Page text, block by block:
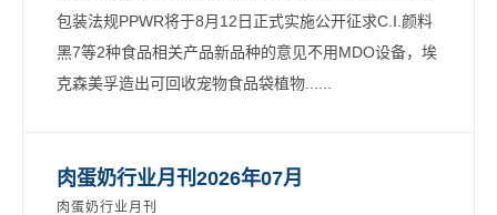
包装法规PPWR将于8月12日正式实施公开征求C.I.颜料
黑7等2种食品相关产品新品种的意见不用MDO设备，埃
克森美孚造出可回收宠物食品袋植物......
肉蛋奶行业月刊2026年07月
肉蛋奶行业月刊